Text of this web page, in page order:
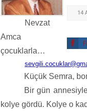
14
Nevzat
Amca
çocuklarla…
Küçük Semra,
Bir gün
kolye gördü. Kolye o